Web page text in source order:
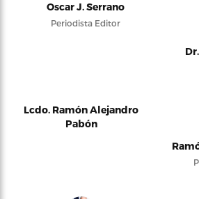
Oscar J. Serrano
Periodista Editor
Lcdo. Ramón Alejandro
Pabón